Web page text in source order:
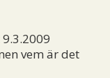
vem är det